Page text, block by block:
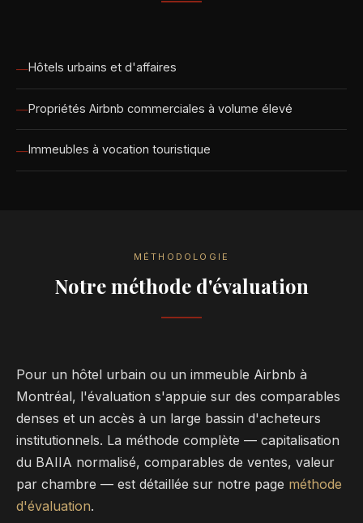
Hôtels urbains et d'affaires
Propriétés Airbnb commerciales à volume élevé
Immeubles à vocation touristique
MÉTHODOLOGIE
Notre méthode d'évaluation
Pour un hôtel urbain ou un immeuble Airbnb à
Montréal, l'évaluation s'appuie sur des comparables
denses et un accès à un large bassin d'acheteurs
institutionnels. La méthode complète — capitalisation
du BAIIA normalisé, comparables de ventes, valeur
par chambre — est détaillée sur notre page méthode
d'évaluation.